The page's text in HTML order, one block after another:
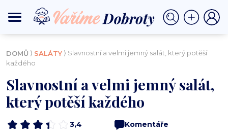
DOMŮ ⟩ SALÁTY ⟩ Slavnostní a velmi jemný salát, který potěší
každého
Slavnostní a velmi jemný salát,
který potěší každého
3,4
Komentáře